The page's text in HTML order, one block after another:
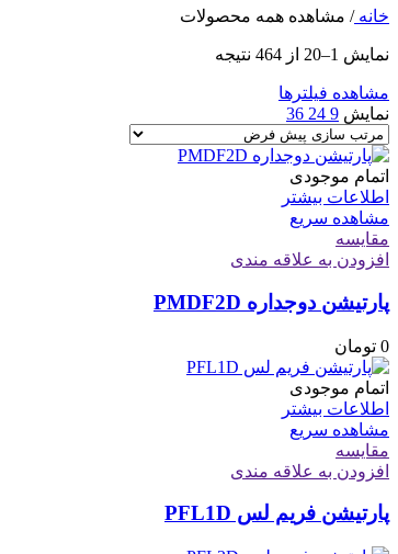
خانه/ مشاهده همه محصولات
نمایش 1–20 از 464 نتیجه
مشاهده فیلترها
نمایش 9
24
36
اتمام موجودی
اطلاعات بیشتر
مشاهده سریع
مقایسه
افزودن به علاقه مندی
پارتیشن دوجداره PMDF2D
0 تومان
اتمام موجودی
اطلاعات بیشتر
مشاهده سریع
مقایسه
افزودن به علاقه مندی
پارتیشن فریم لس PFL1D